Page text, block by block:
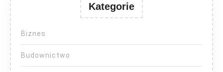
Kategorie
Biznes
Budownictwo